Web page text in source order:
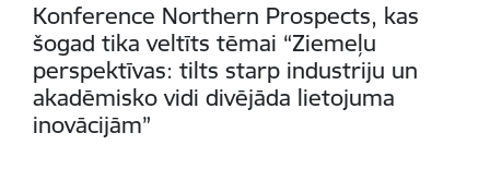
Konference Northern Prospects, kas
šogad tika veltīts tēmai “Ziemeļu
perspektīvas: tilts starp industriju un
akadēmisko vidi divējāda lietojuma
inovācijām”